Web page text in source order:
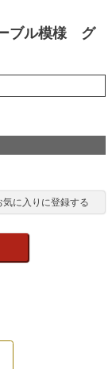
ーブル模様 グ
気に入りに登録する